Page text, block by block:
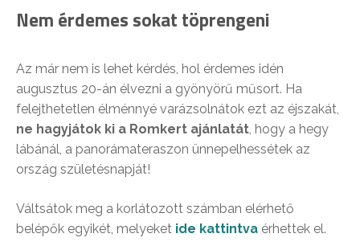
Nem érdemes sokat töprengeni
Az már nem is lehet kérdés, hol érdemes idén
augusztus 20-án élvezni a gyönyörű műsort. Ha
felejthetetlen élménnyé varázsolnátok ezt az éjszakát,
ne hagyjátok ki a Romkert ajánlatát, hogy a hegy
lábánál, a panorámateraszon ünnepelhessétek az
ország születésnapját!
Váltsátok meg a korlátozott számban elérhető
belépők egyikét, melyeket ide kattintva érhettek el.